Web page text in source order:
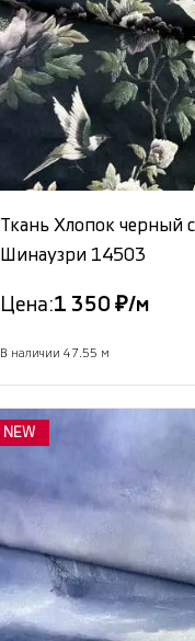
Ткань Хлопок черный
Шинаузри 14503
Цена:1 350 ₽/м
В наличии 47.55 м
NEW